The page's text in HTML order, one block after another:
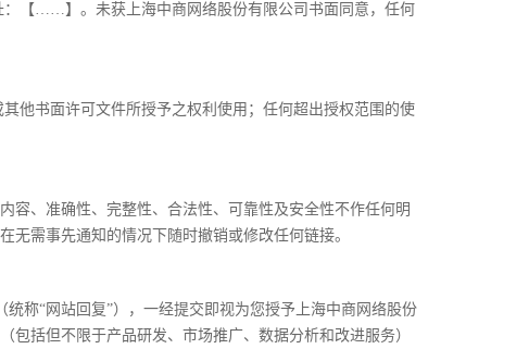
：【……】。未获上海中商网络股份有限公司书面同意，任何
他书面许可文件所授予之权利使用；任何超出授权范围的使
容、准确性、完整性、合法性、可靠性及安全性不作任何明
需事先通知的情况下随时撤销或修改任何链接。
称“网站回复”），一经提交即视为您授予上海中商网络股份
括但不限于产品研发、市场推广、数据分析和改进服务）